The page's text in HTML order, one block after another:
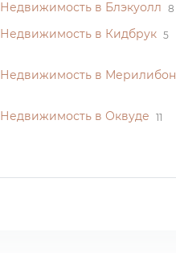
Недвижимость в Блэкуолл 8
Недвижимость в Кидбрук 5
Недвижимость в Мерилибон
Недвижимость в Оквуде 11